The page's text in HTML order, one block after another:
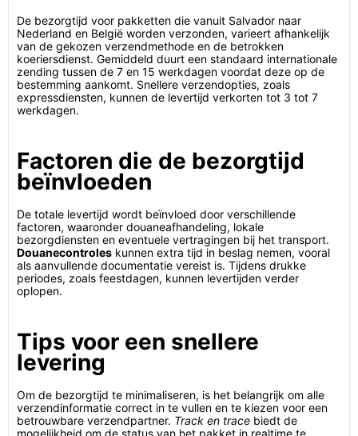
De bezorgtijd voor pakketten die vanuit Salvador naar
Nederland en België worden verzonden, varieert afhankelijk
van de gekozen verzendmethode en de betrokken
koeriersdienst. Gemiddeld duurt een standaard internationale
zending tussen de 7 en 15 werkdagen voordat deze op de
bestemming aankomt. Snellere verzendopties, zoals
expressdiensten, kunnen de levertijd verkorten tot 3 tot 7
werkdagen.
Factoren die de bezorgtijd
beïnvloeden
De totale levertijd wordt beïnvloed door verschillende
factoren, waaronder douaneafhandeling, lokale
bezorgdiensten en eventuele vertragingen bij het transport.
Douanecontroles kunnen extra tijd in beslag nemen, vooral
als aanvullende documentatie vereist is. Tijdens drukke
periodes, zoals feestdagen, kunnen levertijden verder
oplopen.
Tips voor een snellere
levering
Om de bezorgtijd te minimaliseren, is het belangrijk om alle
verzendinformatie correct in te vullen en te kiezen voor een
betrouwbare verzendpartner. Track en trace biedt de
mogelijkheid om de status van het pakket in realtime te